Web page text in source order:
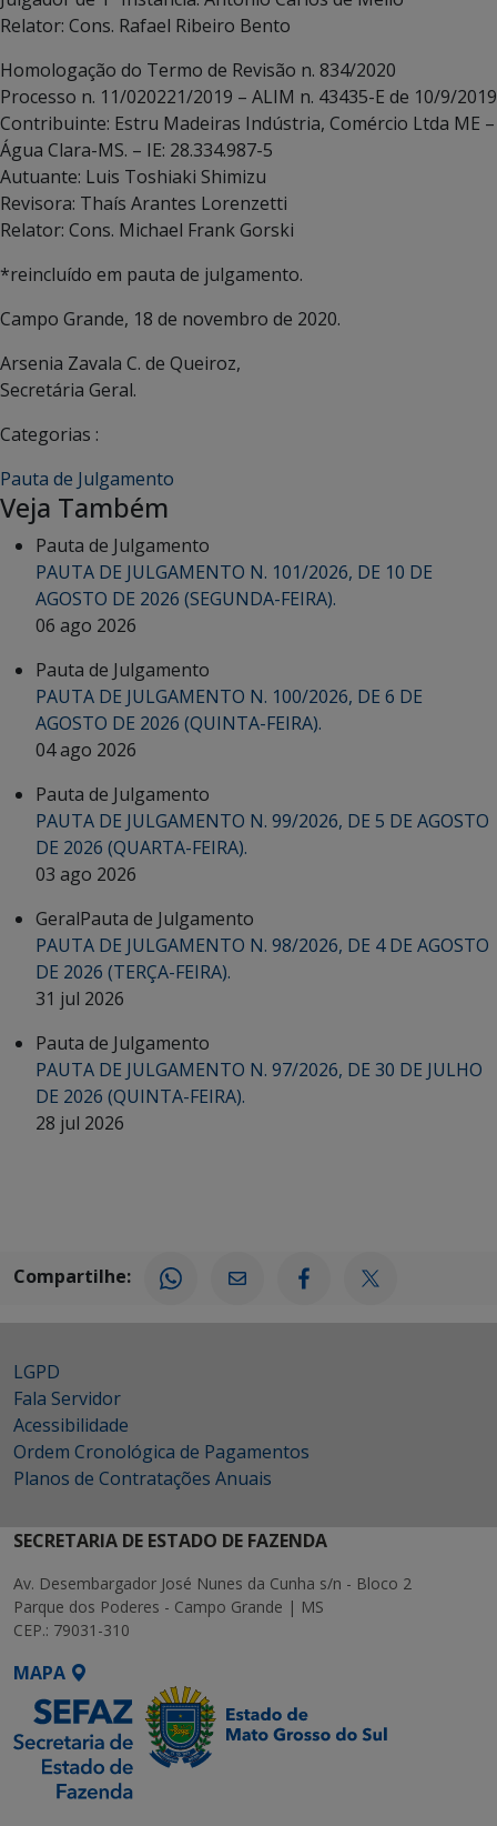
Relator: Cons. Rafael Ribeiro Bento
Homologação do Termo de Revisão n. 834/2020
Processo n. 11/020221/2019 – ALIM n. 43435-E de 10/9/2019
Contribuinte: Estru Madeiras Indústria, Comércio Ltda ME –
Água Clara-MS. – IE: 28.334.987-5
Autuante: Luis Toshiaki Shimizu
Revisora: Thaís Arantes Lorenzetti
Relator: Cons. Michael Frank Gorski
*reincluído em pauta de julgamento.
Campo Grande, 18 de novembro de 2020.
Arsenia Zavala C. de Queiroz,
Secretária Geral.
Categorias :
Pauta de Julgamento
Veja Também
Pauta de Julgamento
PAUTA DE JULGAMENTO N. 101/2026, DE 10 DE
AGOSTO DE 2026 (SEGUNDA-FEIRA).
06 ago 2026
Pauta de Julgamento
PAUTA DE JULGAMENTO N. 100/2026, DE 6 DE
AGOSTO DE 2026 (QUINTA-FEIRA).
04 ago 2026
Pauta de Julgamento
PAUTA DE JULGAMENTO N. 99/2026, DE 5 DE AGOSTO
DE 2026 (QUARTA-FEIRA).
03 ago 2026
GeralPauta de Julgamento
PAUTA DE JULGAMENTO N. 98/2026, DE 4 DE AGOSTO
DE 2026 (TERÇA-FEIRA).
31 jul 2026
Pauta de Julgamento
PAUTA DE JULGAMENTO N. 97/2026, DE 30 DE JULHO
DE 2026 (QUINTA-FEIRA).
28 jul 2026
Compartilhe:
LGPD
Fala Servidor
Acessibilidade
Ordem Cronológica de Pagamentos
Planos de Contratações Anuais
SECRETARIA DE ESTADO DE FAZENDA
Av. Desembargador José Nunes da Cunha s/n - Bloco 2
Parque dos Poderes - Campo Grande | MS
CEP.: 79031-310
MAPA